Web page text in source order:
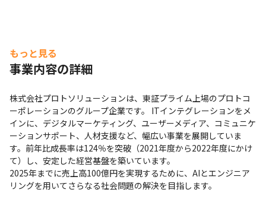
もっと見る
事業内容の詳細
株式会社プロトソリューションは、東証プライム上場のプロトコ
ーポレーションのグループ企業です。 ITインテグレーションをメ
インに、デジタルマーケティング、ユーザーメディア、コミュニケ
ーションサポート、人材支援など、幅広い事業を展開していま
す。前年比成長率は124％を突破（2021年度から2022年度にかけ
て）し、安定した経営基盤を築いています。
2025年までに売上高100億円を実現するために、AIとエンジニア
リングを用いてさらなる社会問題の解決を目指します。